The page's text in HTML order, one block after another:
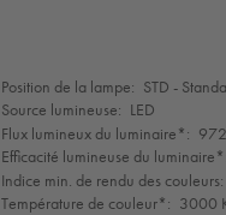
Sélection
de
mode
Position de la lampe: STD -
Source lumineuse: LED
Flux lumineux du luminaire*:
Efficacité lumineuse du
Indice min. de rendu des couleurs:
Température de couleur*: 3000